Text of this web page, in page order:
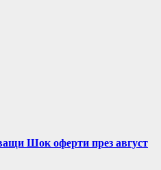
Шок оферти през август